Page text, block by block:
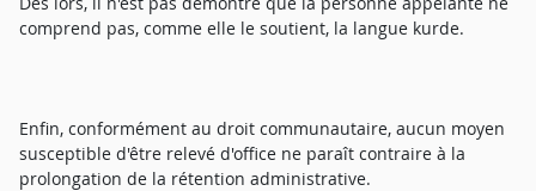
comprend pas, comme elle le soutient, la langue kurde.
Enfin, conformément au droit communautaire, aucun moyen
susceptible d'être relevé d'office ne paraît contraire à la
prolongation de la rétention administrative.